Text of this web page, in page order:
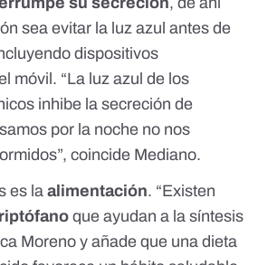
sea evitar la luz azul antes de
dispositivos
móvil. “La luz azul de los
inhibe la secreción de
por la noche no nos
coincide Mediano.
es la alimentación. “Existen
que ayudan a la síntesis
Moreno y añade que una dieta